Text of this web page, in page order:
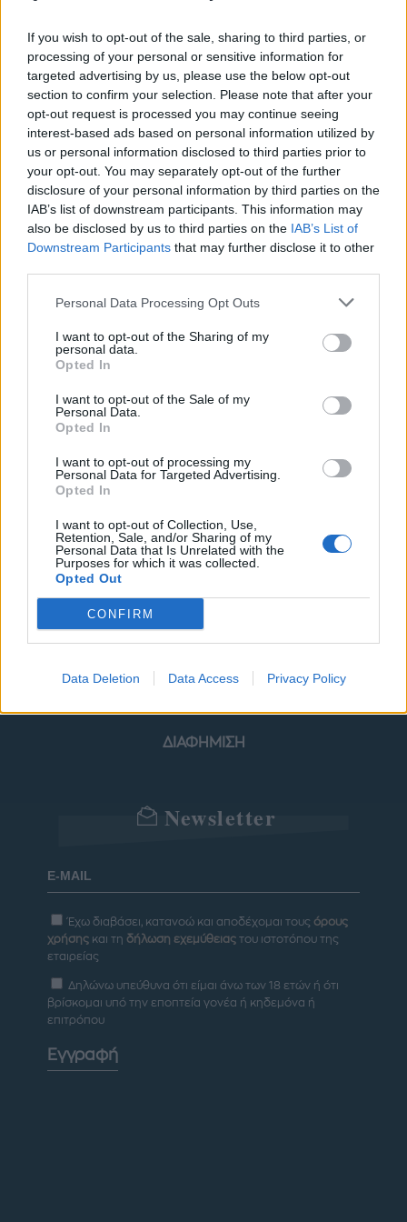
If you wish to opt-out of the sale, sharing to third parties, or
processing of your personal or sensitive information for
targeted advertising by us, please use the below opt-out
section to confirm your selection. Please note that after your
opt-out request is processed you may continue seeing
interest-based ads based on personal information utilized by
us or personal information disclosed to third parties prior to
your opt-out. You may separately opt-out of the further
disclosure of your personal information by third parties on the
IAB’s list of downstream participants. This information may
also be disclosed by us to third parties on the IAB’s List of
Downstream Participants that may further disclose it to other
Personal Data Processing Opt Outs
I want to opt-out of the Sharing of my
personal data.
Opted In
I want to opt-out of the Sale of my
Personal Data.
Opted In
I want to opt-out of processing my
Personal Data for Targeted Advertising.
Opted In
I want to opt-out of Collection, Use,
Retention, Sale, and/or Sharing of my
Personal Data that Is Unrelated with the
Purposes for which it was collected.
Opted Out
CONFIRM
Data Deletion Data Access Privacy Policy
POWER TO INSPIRE WELL BEING
ΣΠΙΤΙ
ΔΙΑΦΗΜΙΣΗ
Newsletter
Έχω διαβάσει, κατανοώ και αποδέχομαι τους όρους
χρήσης και τη δήλωση εχεμύθειας του ιστοτόπου της
εταιρείας
Δηλώνω υπεύθυνα ότι είμαι άνω των 18 ετών ή ότι
βρίσκομαι υπό την εποπτεία γονέα ή κηδεμόνα ή
επιτρόπου
Εγγραφή